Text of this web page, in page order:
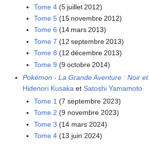
Tome 4(5 juillet 2012)
Tome 5(15 novembre 2012)
Tome 6 (14 mars 2013)
Tome 7 (12 septembre 2013)
Tome 8 (12 décembre 2013)
Tome 9 (9 octobre 2014)
Pokémon - La Grande Aventure : Noir
Hidenori Kusaka etSatoshi Yamamoto
Tome 1 (7 septembre 2023)
Tome 2 (9 novembre 2023)
Tome 3 (14 mars 2024)
Tome 4(13 juin 2024)